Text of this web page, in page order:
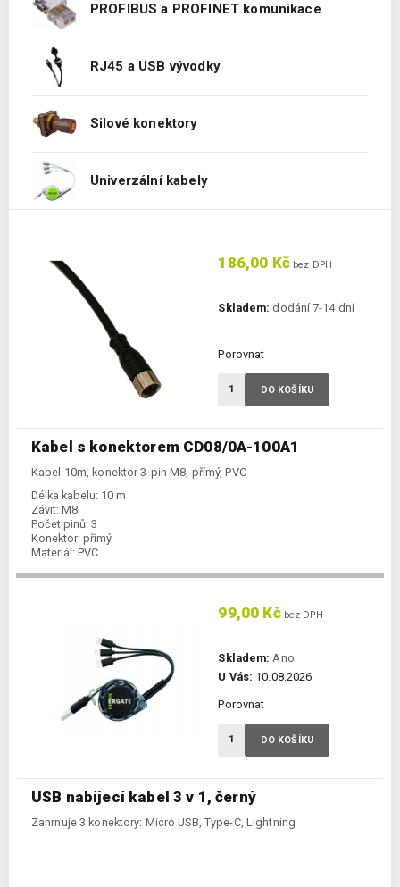
PROFIBUS a PROFINET komunikace
RJ45 a USB vývodky
Silové konektory
Univerzální kabely
Kabel s konektorem CD08/0A-100A1
Kabel 10m, konektor 3-pin M8, přímý, PVC
Délka kabelu: 10 m
Závit: M8
Počet pinů: 3
Konektor: přímý
Materiál: PVC
186,00 Kč bez DPH
Skladem: dodání 7-14 dní
Porovnat
DO KOŠÍKU
USB nabíjecí kabel 3 v 1, černý
Zahrnuje 3 konektory: Micro USB, Type-C, Lightning
99,00 Kčbez DPH
Skladem: Ano
U Vás: 10.08.2026
Porovnat
DO KOŠÍKU